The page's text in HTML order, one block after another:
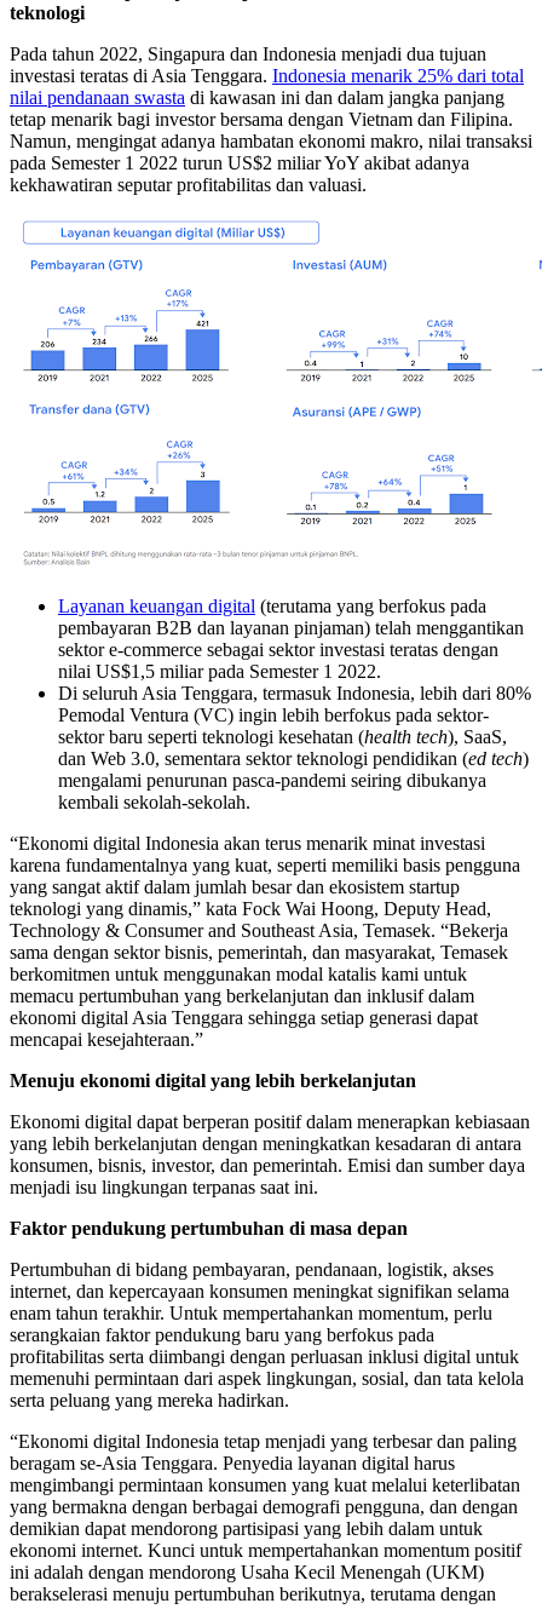
teknologi
Pada tahun 2022, Singapura dan Indonesia menjadi dua tujuan
investasi teratas di Asia Tenggara. Indonesia menarik 25% dari total
nilai pendanaan swasta di kawasan ini dan dalam jangka panjang
tetap menarik bagi investor bersama dengan Vietnam dan Filipina.
Namun, mengingat adanya hambatan ekonomi makro, nilai transaksi
pada Semester 1 2022 turun US$2 miliar YoY akibat adanya
kekhawatiran seputar profitabilitas dan valuasi.
Layanan keuangan digital (terutama yang berfokus pada
pembayaran B2B dan layanan pinjaman) telah menggantikan
sektor e-commerce sebagai sektor investasi teratas dengan
nilai US$1,5 miliar pada Semester 1 2022.
Di seluruh Asia Tenggara, termasuk Indonesia, lebih dari 80%
Pemodal Ventura (VC) ingin lebih berfokus pada sektor-
sektor baru seperti teknologi kesehatan (health tech), SaaS,
dan Web 3.0, sementara sektor teknologi pendidikan (ed tech)
mengalami penurunan pasca-pandemi seiring dibukanya
kembali sekolah-sekolah.
“Ekonomi digital Indonesia akan terus menarik minat investasi
karena fundamentalnya yang kuat, seperti memiliki basis pengguna
yang sangat aktif dalam jumlah besar dan ekosistem startup
teknologi yang dinamis,” kata Fock Wai Hoong, Deputy Head,
Technology & Consumer and Southeast Asia, Temasek. “Bekerja
sama dengan sektor bisnis, pemerintah, dan masyarakat, Temasek
berkomitmen untuk menggunakan modal katalis kami untuk
memacu pertumbuhan yang berkelanjutan dan inklusif dalam
ekonomi digital Asia Tenggara sehingga setiap generasi dapat
mencapai kesejahteraan.”
Menuju ekonomi digital yang lebih berkelanjutan
Ekonomi digital dapat berperan positif dalam menerapkan kebiasaan
yang lebih berkelanjutan dengan meningkatkan kesadaran di antara
konsumen, bisnis, investor, dan pemerintah. Emisi dan sumber daya
menjadi isu lingkungan terpanas saat ini.
Faktor pendukung pertumbuhan di masa depan
Pertumbuhan di bidang pembayaran, pendanaan, logistik, akses
internet, dan kepercayaan konsumen meningkat signifikan selama
enam tahun terakhir. Untuk mempertahankan momentum, perlu
serangkaian faktor pendukung baru yang berfokus pada
profitabilitas serta diimbangi dengan perluasan inklusi digital untuk
memenuhi permintaan dari aspek lingkungan, sosial, dan tata kelola
serta peluang yang mereka hadirkan.
“Ekonomi digital Indonesia tetap menjadi yang terbesar dan paling
beragam se-Asia Tenggara. Penyedia layanan digital harus
mengimbangi permintaan konsumen yang kuat melalui keterlibatan
yang bermakna dengan berbagai demografi pengguna, dan dengan
demikian dapat mendorong partisipasi yang lebih dalam untuk
ekonomi internet. Kunci untuk mempertahankan momentum positif
ini adalah dengan mendorong Usaha Kecil Menengah (UKM)
berakselerasi menuju pertumbuhan berikutnya, terutama dengan